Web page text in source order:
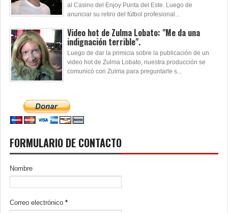
al Casino del Enjoy Punta del Este. Luego de
anunciar su retiro del fútbol profesional...
Video hot de Zulma Lobato: "Me da una
indignación terrible".
Luego de dar la primicia sobre la publicación de un
video hot de Zulma Lobato, nuestra producción se
comunicó con Zulma para preguntarle s...
FORMULARIO DE CONTACTO
Nombre
Correo electrónico *